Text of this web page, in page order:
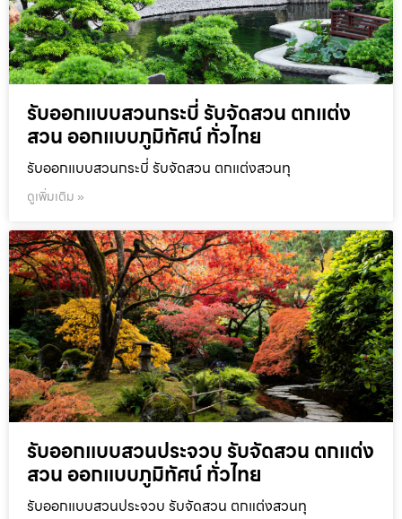
รับออกแบบสวนกระบี่ รับจัดสวน ตกแต่ง
สวน ออกแบบภูมิทัศน์ ทั่วไทย
รับออกแบบสวนกระบี่ รับจัดสวน ตกแต่งสวนทุ
ดูเพิ่มเติม »
รับออกแบบสวนประจวบ รับจัดสวน ตกแต่ง
สวน ออกแบบภูมิทัศน์ ทั่วไทย
รับออกแบบสวนประจวบ รับจัดสวน ตกแต่งสวนทุ